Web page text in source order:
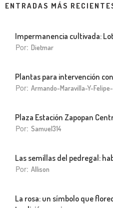
ENTRADAS MÁS
Impermanencia cultivada:
Por: Dietmar
Plantas para intervención
Por: Armando-Maravilla-Y-
Plaza Estación Zapopan
Por: Samuel314
Las semillas del pedregal:
Por: Allison
La rosa: un símbolo que